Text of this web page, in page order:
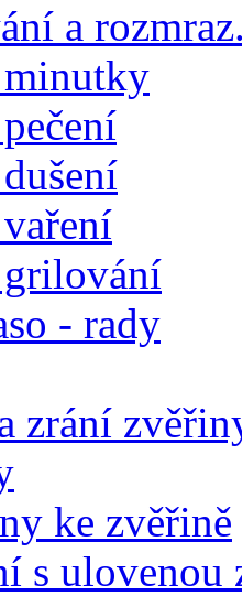
a
grilování
- rady
zrání
ke zvěřině
s ulovenou